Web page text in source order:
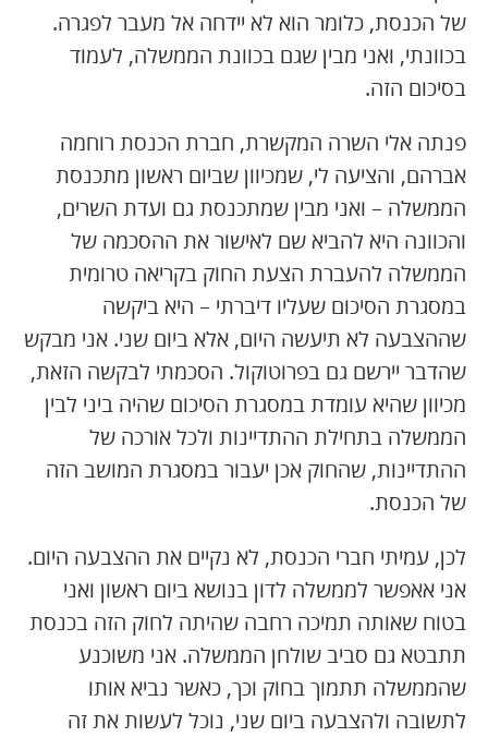
של הכנסת, כלומר הוא לא יידחה אל מעבר לפגרה.
בכוונתי, ואני מבין שגם בכוונת הממשלה, לעמוד
בסיכום הזה.
פנתה אלי השרה המקשרת, חברת הכנסת רוחמה
אברהם, והציעה לי, שמכיוון שביום ראשון מתכנסת
הממשלה – ואני מבין שמתכנסת גם ועדת השרים,
והכוונה היא להביא שם לאישור את ההסכמה של
הממשלה להעברת הצעת החוק בקריאה טרומית
במסגרת הסיכום שעליו דיברתי – היא ביקשה
שההצבעה לא תיעשה היום, אלא ביום שני. אני מבקש
שהדבר יירשם גם בפרוטוקול. הסכמתי לבקשה הזאת,
מכיוון שהיא עומדת במסגרת הסיכום שהיה ביני לבין
הממשלה בתחילת ההתדיינות ולכל אורכה של
ההתדיינות, שהחוק אכן יעבור במסגרת המושב הזה
של הכנסת.
לכן, עמיתי חברי הכנסת, לא נקיים את ההצבעה היום.
אני אאפשר לממשלה לדון בנושא ביום ראשון ואני
בטוח שאותה תמיכה רחבה שהיתה לחוק הזה בכנסת
תתבטא גם סביב שולחן הממשלה. אני משוכנע
שהממשלה תתמוך בחוק וכך, כאשר נביא אותו
לתשובה ולהצבעה ביום שני, נוכל לעשות את זה